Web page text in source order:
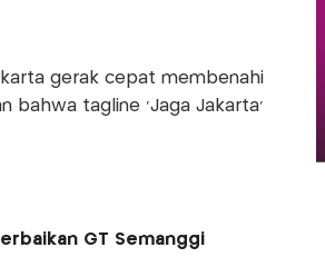
gerak cepat membenahi
bahwa tagline 'Jaga Jakarta'
GT Semanggi